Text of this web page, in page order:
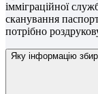
імміграційної
сканування
потрібно
Яку інформацію